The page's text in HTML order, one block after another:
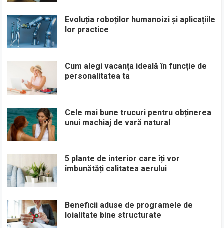
Evoluția roboților humanoizi și aplicațiile
lor practice
Cum alegi vacanța ideală în funcție de
personalitatea ta
Cele mai bune trucuri pentru obținerea
unui machiaj de vară natural
5 plante de interior care îți vor
îmbunătăți calitatea aerului
Beneficii aduse de programele de
loialitate bine structurate